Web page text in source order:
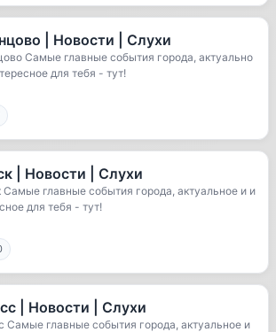
| Новости | Слухи
Самые главные события города, актуально
для тебя - тут!
| Новости | Слухи
Самые главные события города, актуальное и и
для тебя - тут!
| Новости | Слухи
Самые главные события города, актуальное и